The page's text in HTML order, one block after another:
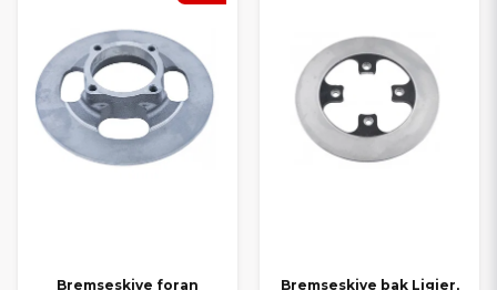
Bremseskive foran
Bremseskive bak Ligier,